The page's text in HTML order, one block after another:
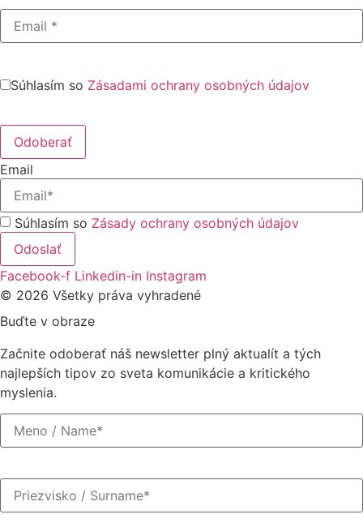
Súhlasím so Zásadami ochrany osobných údajov
Email
Súhlasím so Zásady ochrany osobných údajov
Odoslať
Facebook-f Linkedin-in Instagram
© 2026 Všetky práva vyhradené
Buďte v obraze
Začnite odoberať náš newsletter plný aktualít a tých
najlepších tipov zo sveta komunikácie a kritického
myslenia.